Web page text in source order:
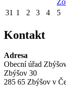
31 1 2 3 4 5
Kontakt
Adresa
Obecní úřad
Zbýšov 30
285 65 Zbýšov v